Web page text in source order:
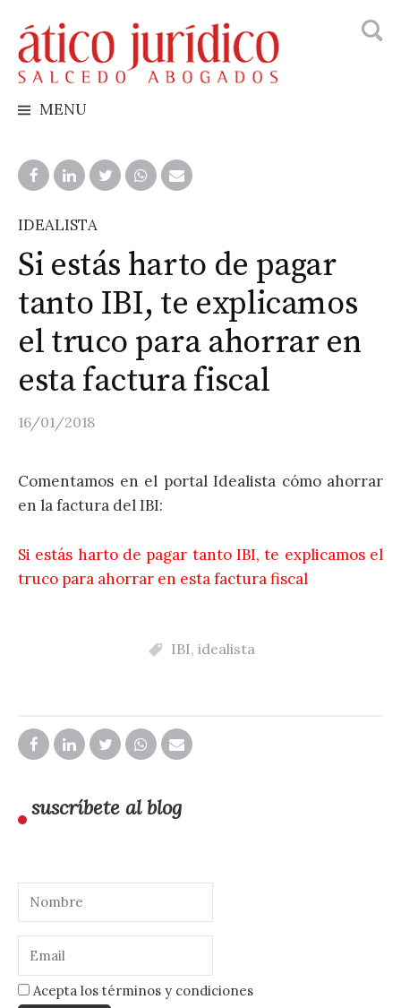
to
content
MENU
IDEALISTA
Si estás harto de pagar
tanto IBI, te explicamos
el truco para ahorrar en
esta factura fiscal
16/01/2018
Comentamos en el portal Idealista cómo ahorrar
en la factura del IBI:
Si estás harto de pagar tanto IBI, te explicamos el
truco para ahorrar en esta factura fiscal
IBI, idealista
suscríbete al blog
Acepta los términos y condiciones